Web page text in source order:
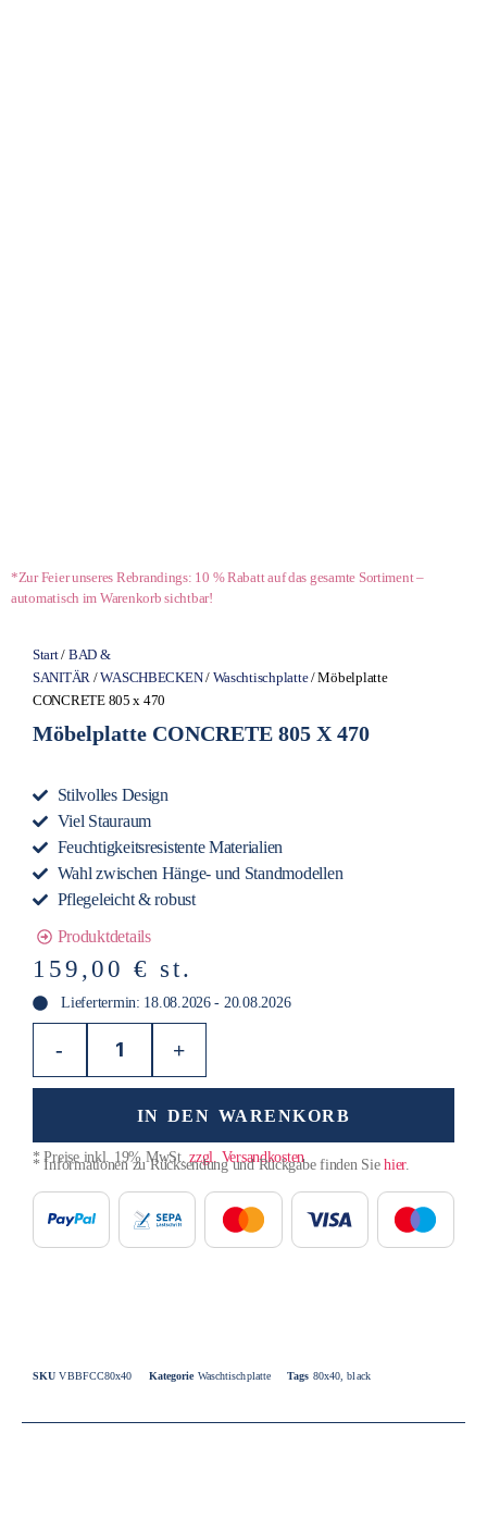
*Zur Feier unseres Rebrandings: 10 % Rabatt auf das gesamte Sortiment –
automatisch im Warenkorb sichtbar!
Start/ BAD &
SANITÄR /WASCHBECKEN/ Waschtischplatte/ Möbelplatte
CONCRETE 805 x 470
Möbelplatte CONCRETE 805 X 470
Stilvolles Design
Viel Stauraum
Feuchtigkeitsresistente Materialien
Wahl zwischen Hänge- und Standmodellen
Pflegeleicht & robust
Produktdetails
159,00 € st.
Liefertermin: 18.08.2026 - 20.08.2026
- +
IN DEN WARENKORB
* Preise inkl. 19% MwSt.zzgl. Versandkosten
* Informationen zu Rücksendung und Rückgabe finden Siehier.
SKUVBBFCC80x40 Kategorie Waschtischplatte Tags 80x40 ,black